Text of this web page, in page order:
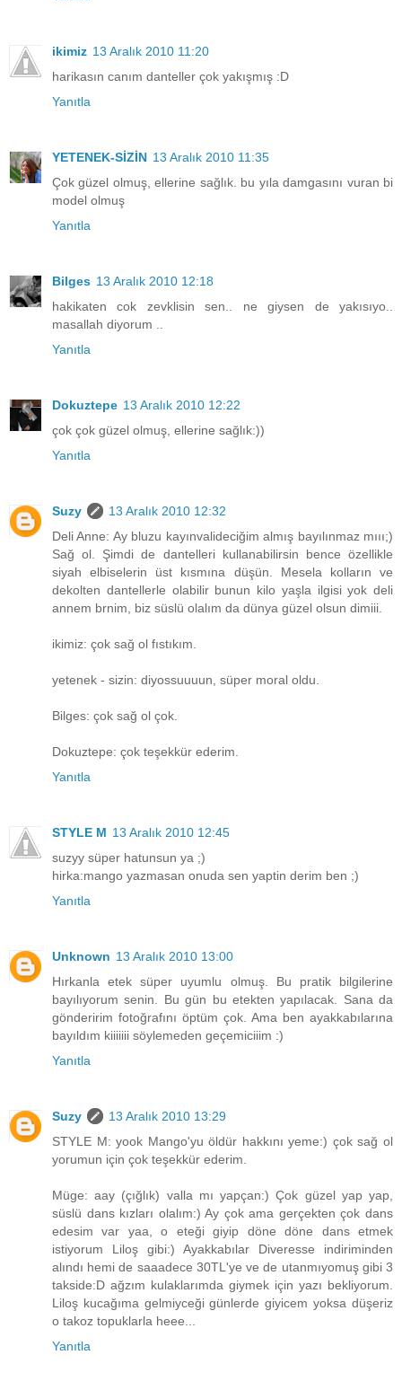
ikimiz 13 Aralık 2010 11:20
harikasın canım danteller çok yakışmış :D
Yanıtla
YETENEK-SİZİN 13 Aralık 2010 11:35
Çok güzel olmuş, ellerine sağlık. bu yıla damgasını vuran bi
model olmuş
Yanıtla
Bilges 13 Aralık 2010 12:18
hakikaten cok zevklisin sen.. ne giysen de yakısıyo..
masallah diyorum ..
Yanıtla
Dokuztepe 13 Aralık 2010 12:22
çok çok güzel olmuş, ellerine sağlık:))
Yanıtla
Suzy
13 Aralık 2010 12:32
Deli Anne: Ay bluzu kayınvalideciğim almış bayılınmaz mııı;)
Sağ ol. Şimdi de dantelleri kullanabilirsin bence özellikle
siyah elbiselerin üst kısmına düşün. Mesela kolların ve
dekolten dantellerle olabilir bunun kilo yaşla ilgisi yok deli
annem brnim, biz süslü olalım da dünya güzel olsun dimiii.
ikimiz: çok sağ ol fıstıkım.
yetenek - sizin: diyossuuuun, süper moral oldu.
Bilges: çok sağ ol çok.
Dokuztepe: çok teşekkür ederim.
Yanıtla
STYLE M 13 Aralık 2010 12:45
suzyy süper hatunsun ya ;)
hirka:mango yazmasan onuda sen yaptin derim ben ;)
Yanıtla
Unknown 13 Aralık 2010 13:00
Hırkanla etek süper uyumlu olmuş. Bu pratik bilgilerine
bayılıyorum senin. Bu gün bu etekten yapılacak. Sana da
gönderirim fotoğrafını öptüm çok. Ama ben ayakkabılarına
bayıldım kiiiiiii söylemeden geçemiciiim :)
Yanıtla
Suzy
13 Aralık 2010 13:29
STYLE M: yook Mango'yu öldür hakkını yeme:) çok sağ ol
yorumun için çok teşekkür ederim.
Müge: aay (çığlık) valla mı yapçan:) Çok güzel yap yap,
süslü dans kızları olalım:) Ay çok ama gerçekten çok dans
edesim var yaa, o eteği giyip döne döne dans etmek
istiyorum Liloş gibi:) Ayakkabılar Diveresse indiriminden
alındı hemi de saaadece 30TL'ye ve de utanmıyomuş gibi 3
takside:D ağzım kulaklarımda giymek için yazı bekliyorum.
Liloş kucağıma gelmiyceği günlerde giyicem yoksa düşeriz
o takoz topuklarla heee...
Yanıtla